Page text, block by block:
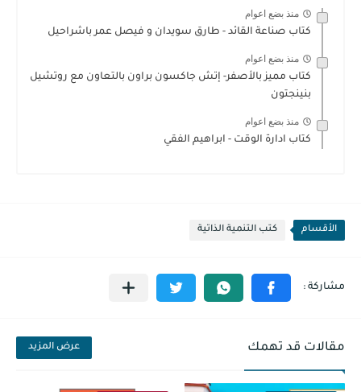
منذ بضع اعوام
كتاب صناعة القائد - طارق سويدان و فيصل عمر باشراحيل
منذ بضع اعوام
كتاب مميز بالأصفر- إتش جاكسون براون بالتعاون مع روتشيل
بنينجتون
منذ بضع اعوام
كتاب ادارة الوقت - ابراهيم الفقي
الأقسام كتب التنمية الذاتية
مقالات قد تهمك عرض المزيد